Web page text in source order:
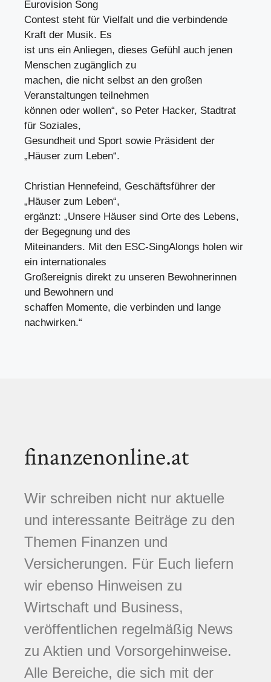
Eurovision Song
Contest steht für Vielfalt und die verbindende
Kraft der Musik. Es
ist uns ein Anliegen, dieses Gefühl auch jenen
Menschen zugänglich zu
machen, die nicht selbst an den großen
Veranstaltungen teilnehmen
können oder wollen“, so Peter Hacker, Stadtrat
für Soziales,
Gesundheit und Sport sowie Präsident der
„Häuser zum Leben“.
Christian Hennefeind, Geschäftsführer der
„Häuser zum Leben“,
ergänzt: „Unsere Häuser sind Orte des Lebens,
der Begegnung und des
Miteinanders. Mit den ESC-SingAlongs holen wir
ein internationales
Großereignis direkt zu unseren Bewohnerinnen
und Bewohnern und
schaffen Momente, die verbinden und lange
nachwirken.“
finanzenonline.at
Wir schreiben nicht nur aktuelle
und interessante Beiträge zu den
Themen Finanzen und
Versicherungen. Für Euch liefern
wir ebenso Hinweisen zu
Wirtschaft und Business,
veröffentlichen regelmäßig News
zu Aktien und Vorsorgehinweise.
Alle Bereiche, die sich mit der